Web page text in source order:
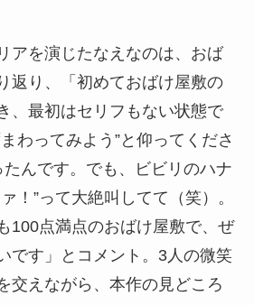
アを演じたなえなのは、おば
返り、「初めておばけ屋敷の
、最初はセリフもない状態で
わってみよう”と仰ってくださ
んです。でも、ビビリのハナ
！”って大絶叫してて（笑）。
100点満点のおばけ屋敷で、ぜ
です」とコメント。3人の微笑
交えながら、本作の見どころ